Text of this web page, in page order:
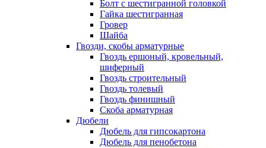
Болт c шестигранной головкой
Гайка шестигранная
Гровер
Шайба
Гвозди, скобы арматурные
Гвоздь ершоный, кровельный,
шиферный
Гвоздь строительный
Гвоздь толевый
Гвоздь финишный
Скоба арматурная
Дюбели
Дюбель для гипсокартона
Дюбель для пенобетона